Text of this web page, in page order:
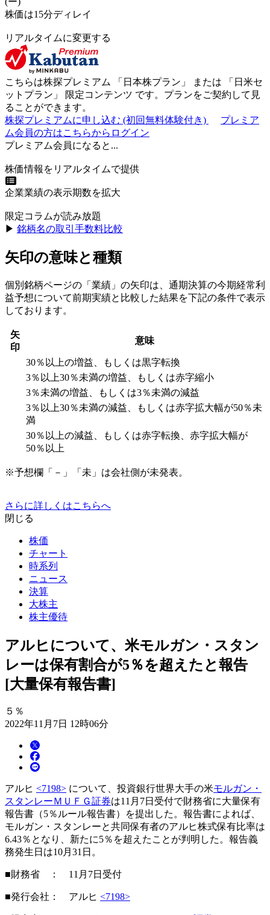
株価は15分ディレイ
リアルタイムに変更する
こちらは株探プレミアム 「 日本株プラン 」 または 「 日米セ
ットプラン 」 限定コンテンツ です。プランをご契約して見
ることができます。
株探プレミアムに申し込む (初回無料体験付き)
プレミア
ム会員の方はこちらからログイン
プレミアム会員になると...
株価情報をリアルタイムで提供
企業業績の表示期数を拡大
限定コラムが読み放題
▶︎ 銘柄名の取引手数料比較
矢印の意味と種類
個別銘柄ページの「業績」の矢印は、通期決算の今期経常利
益予想について前期実績と比較した結果を下記の条件で表示
しております。
矢
印
意味
30％以上の増益、もしくは黒字転換
3％以上30％未満の増益、もしくは赤字縮小
3％未満の増益、もしくは3％未満の減益
3％以上30％未満の減益、もしくは赤字拡大幅が50％未
満
30％以上の減益、もしくは赤字転換、赤字拡大幅が
50％以上
※予想欄「－」「未」は会社側が未発表。
さらに詳しくはこちらへ
閉じる
株価
チャート
時系列
ニュース
決算
大株主
株主優待
アルヒについて、米モルガン・スタン
レーは保有割合が5％を超えたと報告
[大量保有報告書]
５％
2022年11月7日 12時06分
アルヒ <7198> について、投資銀行世界大手の米モルガン・
スタンレーＭＵＦＧ証券は11月7日受付で財務省に大量保有
報告書（5％ルール報告書）を提出した。報告書によれば、
モルガン・スタンレーと共同保有者のアルヒ株式保有比率は
6.43％となり、新たに5％を超えたことが判明した。報告義
務発生日は10月31日。
■財務省 ： 11月7日受付
■発行会社： アルヒ <7198>